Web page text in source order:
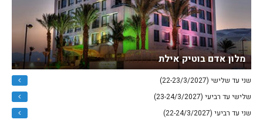
מלון אדם בוטיק אילת
שני עד שלישי (22-23/3/2027)
שלישי עד רביעי (23-24/3/2027)
שני עד רביעי (22-24/3/2027)